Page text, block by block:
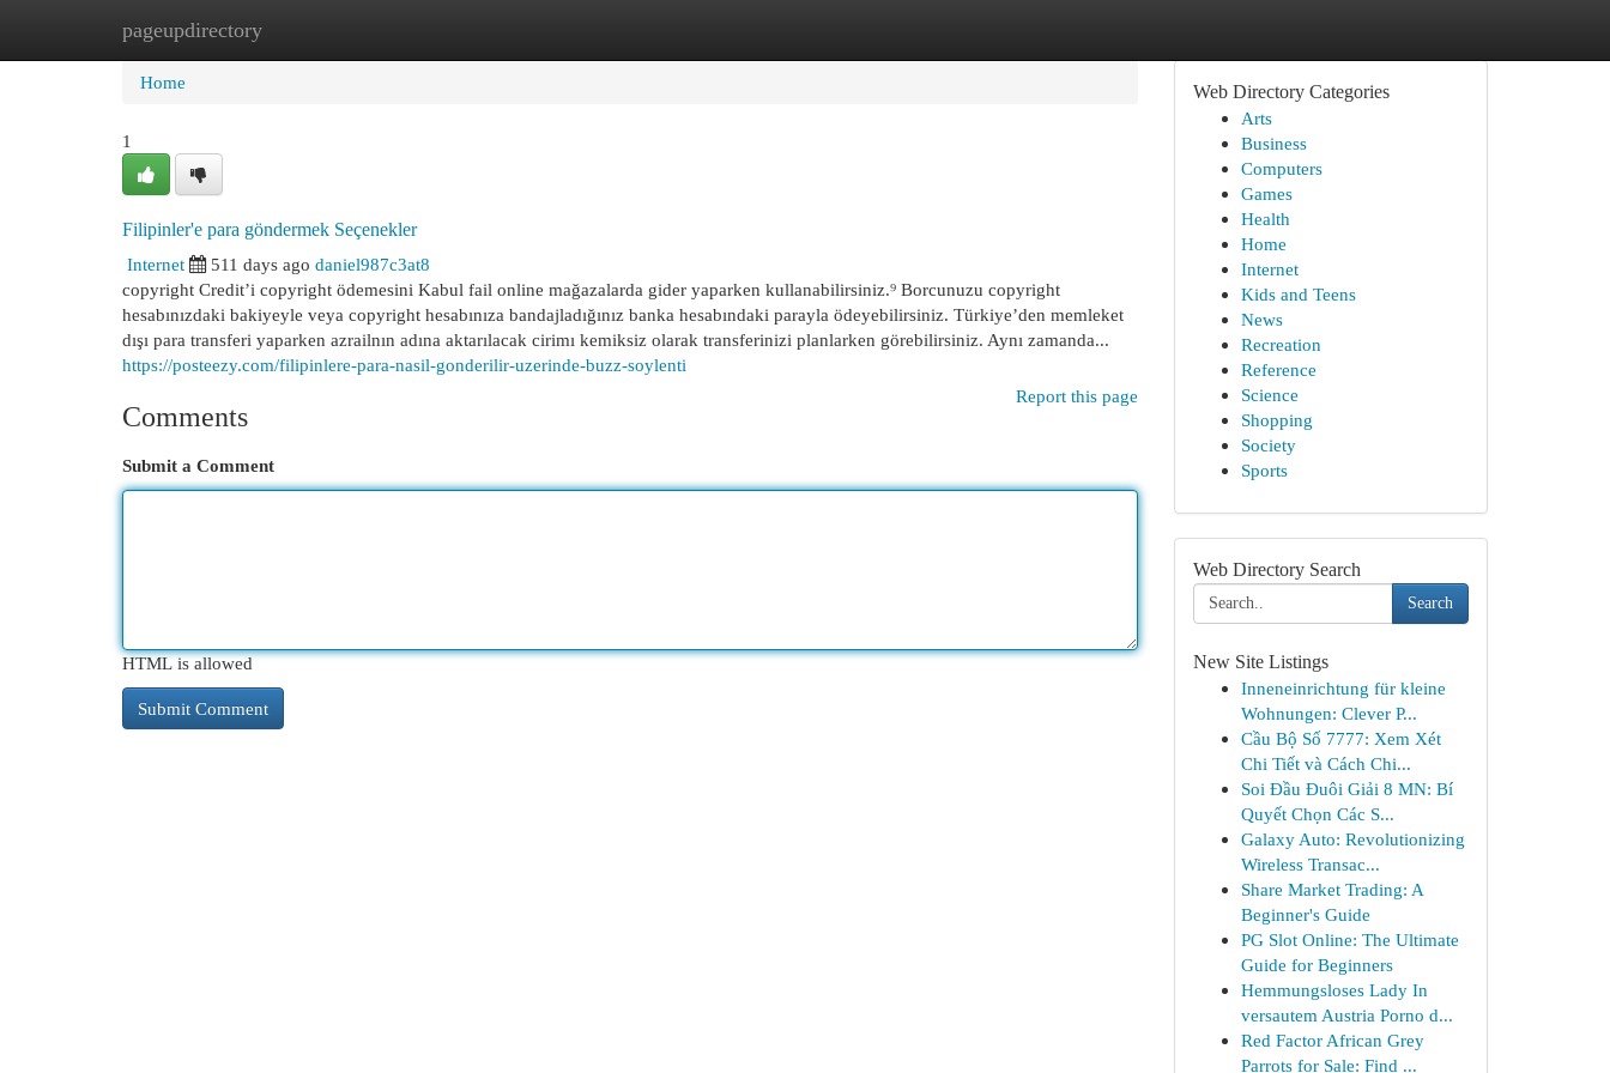
pageupdirectory
Home New Site Listings
Home
1
Filipinler'e para göndermek Seçenekler
Internet
511 days ago daniel987c3at8
copyright Credit’i copyright ödemesini Kabul fail online mağazalarda gider yaparken kullanabilirsiniz.⁹ Borcunuzu copyright
hesabınızdaki bakiyeyle veya copyright hesabınıza bandajladığınız banka hesabındaki parayla ödeyebilirsiniz. Türkiye’den memleket
dışı para transferi yaparken azrailnın adına aktarılacak cirimı kemiksiz olarak transferinizi planlarken görebilirsiniz. Aynı zamanda...
https://posteezy.com/filipinlere-para-nasil-gonderilir-uzerinde-buzz-soylenti
Report this page
Comments
Submit a Comment
HTML is allowed
Web Directory Categories
Arts
Business
Computers
Games
Health
Home
Internet
Kids and Teens
News
Recreation
Reference
Science
Shopping
Society
Sports
Web Directory Search
Search
New Site Listings
Inneneinrichtung für kleine
Wohnungen: Clever P...
Cầu Bộ Số 7777: Xem Xét
Chi Tiết và Cách Chi...
Soi Đầu Đuôi Giải 8 MN: Bí
Quyết Chọn Các S...
Galaxy Auto: Revolutionizing
Wireless Transac...
Share Market Trading: A
Beginner's Guide
PG Slot Online: The Ultimate
Guide for Beginners
Hemmungsloses Lady In
versautem Austria Porno d...
Red Factor African Grey
Parrots for Sale: Find ...